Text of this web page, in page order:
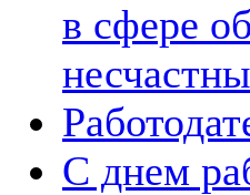
в сфере
С днем